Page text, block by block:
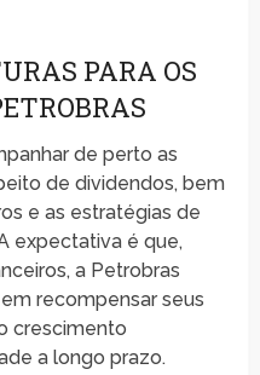
PARA OS
de perto as
de dividendos, bem
e as estratégias de
expectativa é que,
a Petrobras
recompensar seus
crescimento
a longo prazo.